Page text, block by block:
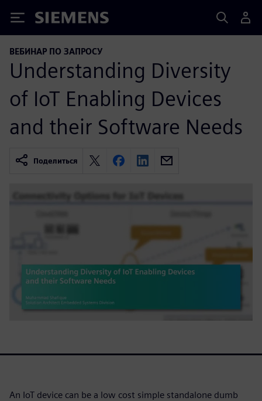
Siemens
ВЕБИНАР ПО ЗАПРОСУ
Understanding Diversity
of IoT Enabling Devices
and their Software Needs
Поделиться
An IoT device can be a low cost simple standalone dumb